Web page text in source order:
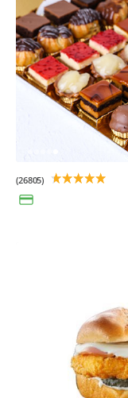
(26805)